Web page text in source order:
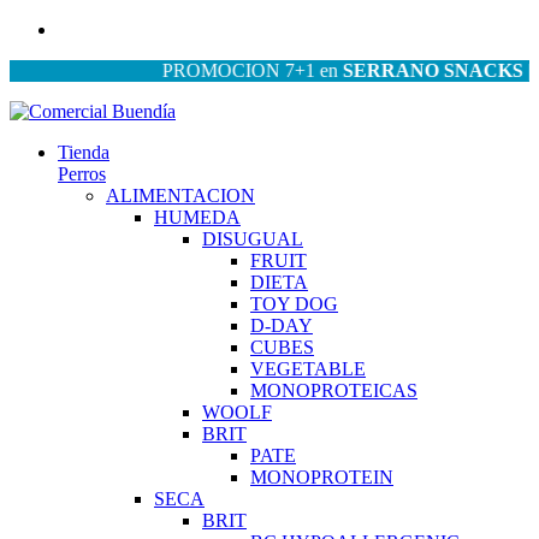
PROMOCION 7+1 enSERRANO SNACKS|
Tienda
Perros
ALIMENTACION
HUMEDA
DISUGUAL
FRUIT
DIETA
TOY DOG
D-DAY
CUBES
VEGETABLE
MONOPROTEICAS
WOOLF
BRIT
PATE
MONOPROTEIN
SECA
BRIT